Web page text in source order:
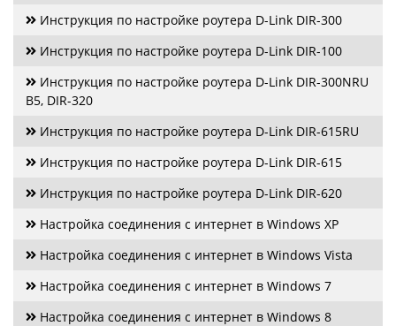
Инструкция по настройке роутера D-Link DIR-300
Инструкция по настройке роутера D-Link DIR-100
Инструкция по настройке роутера D-Link DIR-300NRU
B5, DIR-320
Инструкция по настройке роутера D-Link DIR-615RU
Инструкция по настройке роутера D-Link DIR-615
Инструкция по настройке роутера D-Link DIR-620
Настройка соединения с интернет в Windows XP
Настройка соединения с интернет в Windows Vista
Настройка соединения с интернет в Windows 7
Настройка соединения с интернет в Windows 8